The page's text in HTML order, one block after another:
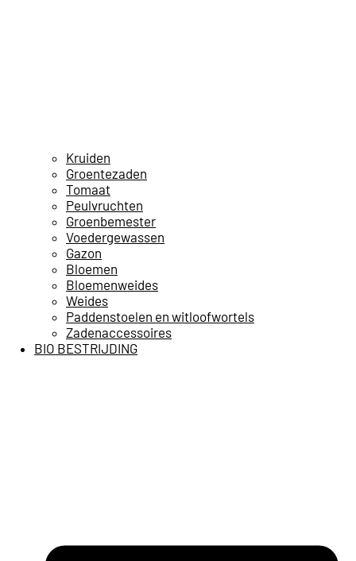
Kruiden
Groentezaden
Tomaat
Peulvruchten
Groenbemester
Voedergewassen
Gazon
Bloemen
Bloemenweides
Weides
Paddenstoelen en witloofwortels
Zadenaccessoires
BIO BESTRIJDING